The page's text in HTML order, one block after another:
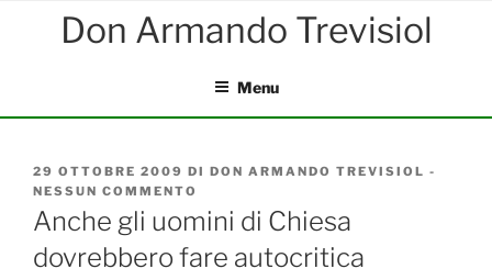
Menu
PUBBLICATO
IL
29 OTTOBRE 2009 DI DON ARMANDO TREVISIOL -
NESSUN COMMENTO
ANCHE
GLI
UOMINI
DI
Anche gli uomini di Chiesa
dovrebbero fare autocritica